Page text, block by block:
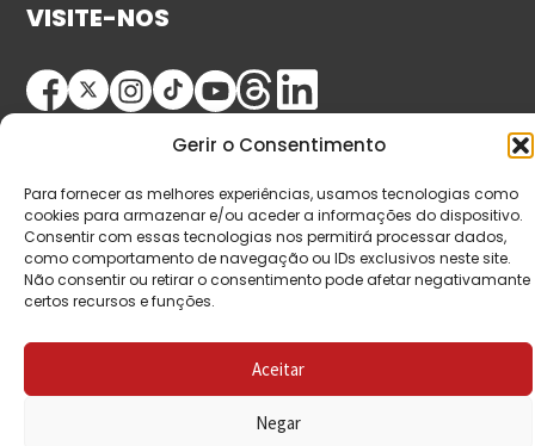
Gerir o Consentimento
Para fornecer as melhores experiências, usamos tecnologias como
cookies para armazenar e/ou aceder a informações do dispositivo.
Consentir com essas tecnologias nos permitirá processar dados,
como comportamento de navegação ou IDs exclusivos neste site.
Não consentir ou retirar o consentimento pode afetar negativamante
certos recursos e funções.
Aceitar
Negar
VISITE-NOS
© Copyright 2026 Saída de Emergência. Todos os
direitos reservados.